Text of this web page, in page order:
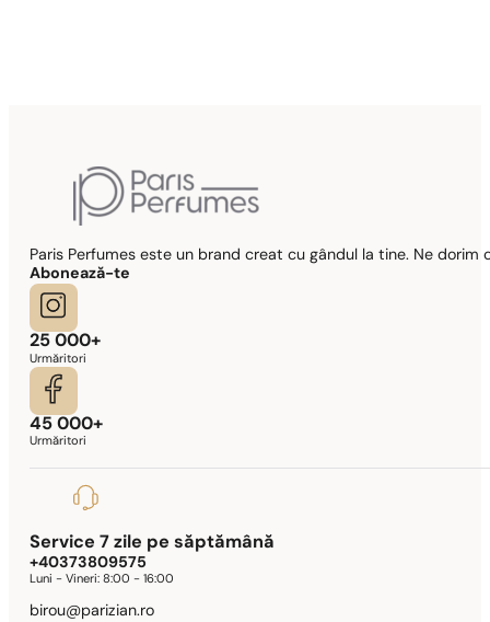
Paris Perfumes este un brand creat cu gândul la tine. Ne
Abonează-te
25 000+
Urmăritori
45 000+
Urmăritori
Service 7 zile pe săptămână
+40373809575
Luni - Vineri:8:00 - 16:00
birou@parizian.ro